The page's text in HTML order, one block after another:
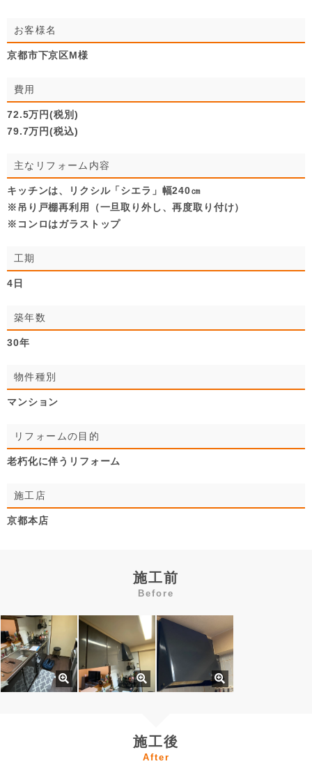
お客様名
京都市下京区M様
費用
72.5万円(税別)
79.7万円(税込)
主なリフォーム内容
キッチンは、リクシル「シエラ」幅240㎝
※吊り戸棚再利用（一旦取り外し、再度取り付け）
※コンロはガラストップ
工期
4日
築年数
30年
物件種別
マンション
リフォームの目的
老朽化に伴うリフォーム
施工店
京都本店
施工前
Before
施工後
After